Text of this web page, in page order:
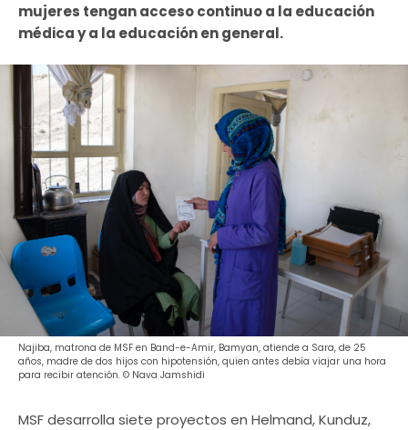
mujeres tengan acceso continuo a la educación
médica y a la educación en general.
Najiba, matrona de MSF en Band-e-Amir, Bamyan, atiende a Sara, de 25
años, madre de dos hijos con hipotensión, quien antes debía viajar una hora
para recibir atención. © Nava Jamshidi
MSF desarrolla siete proyectos en Helmand, Kunduz,